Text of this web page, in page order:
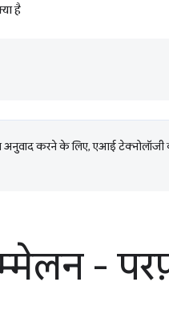
है
अनुवाद करने के लिए, एआई टेक्नोलॉजी
-